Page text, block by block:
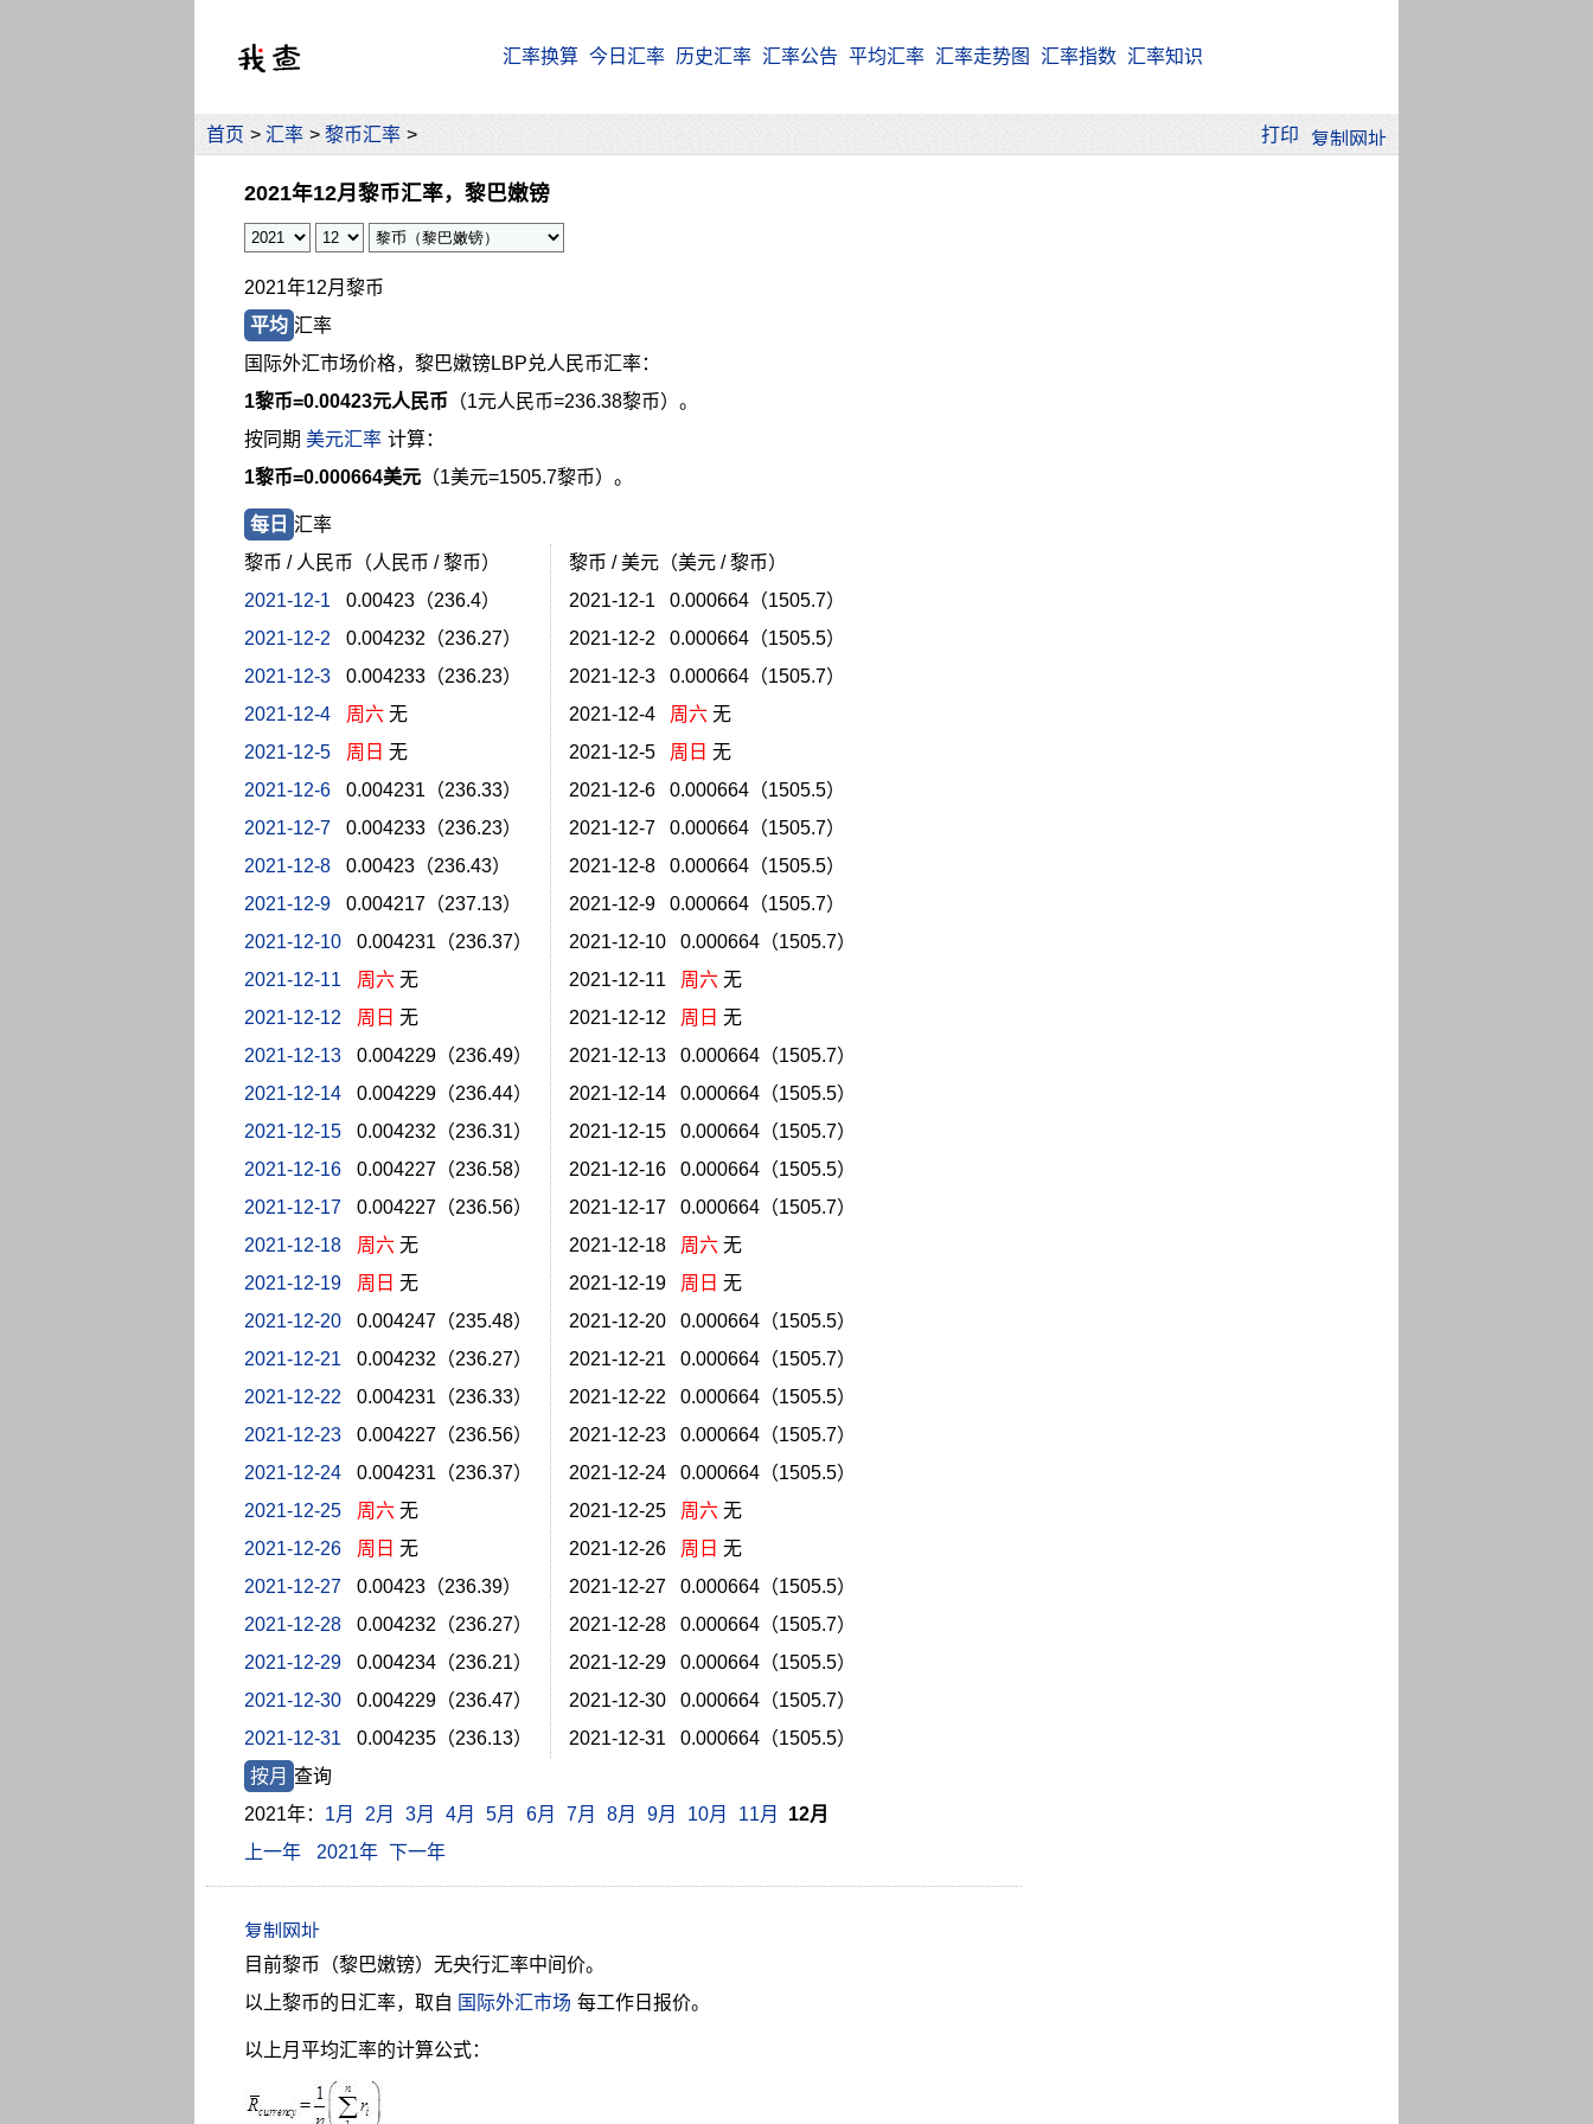
汇率换算 今日汇率 历史汇率 汇率公告 平均汇率 汇率走势图 汇率指数 汇率知识
首页 > 汇率 > 黎币汇率 > 打印
2021年12月黎币汇率，黎巴嫩镑
2021年12月黎币
平均 汇率
国际外汇市场价格，黎巴嫩镑LBP兑人民币汇率：
1黎币=0.00423元人民币 （1元人民币=236.38黎币）。
按同期 美元汇率 计算：
1黎币=0.000664美元 （1美元=1505.7黎币）。
每日 汇率
黎币 / 人民币（人民币 / 黎币）
2021-12-1
0.00423（236.4）
2021-12-2
0.004232（236.27）
2021-12-3
0.004233（236.23）
2021-12-4
周六无
2021-12-5
周日 无
2021-12-6
0.004231（236.33）
2021-12-7
0.004233（236.23）
2021-12-8
0.00423（236.43）
2021-12-9
0.004217（237.13）
2021-12-10
0.004231（236.37）
2021-12-11
周六无
2021-12-12
周日 无
2021-12-13
0.004229（236.49）
2021-12-14
0.004229（236.44）
2021-12-15
0.004232（236.31）
2021-12-16
0.004227（236.58）
2021-12-17
0.004227（236.56）
2021-12-18
周六无
2021-12-19
周日 无
2021-12-20
0.004247（235.48）
2021-12-21
0.004232（236.27）
2021-12-22
0.004231（236.33）
2021-12-23
0.004227（236.56）
2021-12-24
0.004231（236.37）
2021-12-25
周六无
2021-12-26
周日 无
2021-12-27
0.00423（236.39）
2021-12-28
0.004232（236.27）
2021-12-29
0.004234（236.21）
2021-12-30
0.004229（236.47）
2021-12-31
0.004235（236.13）
黎币 / 美元（美元 / 黎币）
2021-12-1 0.000664（1505.7）
2021-12-2 0.000664（1505.5）
2021-12-3 0.000664（1505.7）
2021-12-4 周六无
2021-12-5 周日 无
2021-12-6 0.000664（1505.5）
2021-12-7 0.000664（1505.7）
2021-12-8 0.000664（1505.5）
2021-12-9 0.000664（1505.7）
2021-12-10 0.000664（1505.7）
2021-12-11 周六无
2021-12-12 周日 无
2021-12-13 0.000664（1505.7）
2021-12-14 0.000664（1505.5）
2021-12-15 0.000664（1505.7）
2021-12-16 0.000664（1505.5）
2021-12-17 0.000664（1505.7）
2021-12-18 周六无
2021-12-19 周日 无
2021-12-20 0.000664（1505.5）
2021-12-21 0.000664（1505.7）
2021-12-22 0.000664（1505.5）
2021-12-23 0.000664（1505.7）
2021-12-24 0.000664（1505.5）
2021-12-25 周六无
2021-12-26 周日 无
2021-12-27 0.000664（1505.5）
2021-12-28 0.000664（1505.7）
2021-12-29 0.000664（1505.5）
2021-12-30 0.000664（1505.7）
2021-12-31 0.000664（1505.5）
按月 查询
2021年： 1月 2月 3月 4月 5月 6月 7月 8月 9月 10月 11月
12月
上一年
2021年 下一年
目前黎币（黎巴嫩镑）无央行汇率中间价。
以上黎币的日汇率，取自 国际外汇市场 每工作日报价。
以上月平均汇率的计算公式：